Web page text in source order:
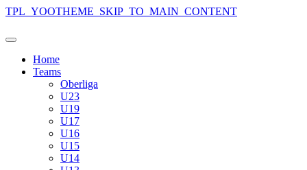
TPL_YOOTHEME_SKIP_TO_MAIN_CONTENT
Home
Teams
Oberliga
U23
U19
U17
U16
U15
U14